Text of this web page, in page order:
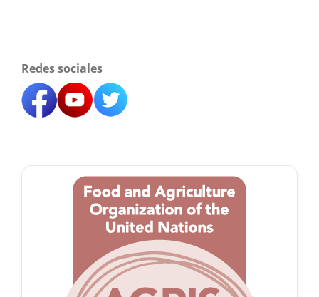
Redes sociales